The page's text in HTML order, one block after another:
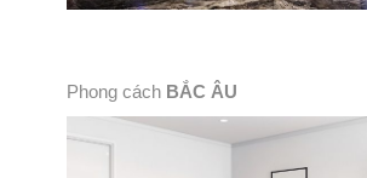
Phong cách BẮC ÂU